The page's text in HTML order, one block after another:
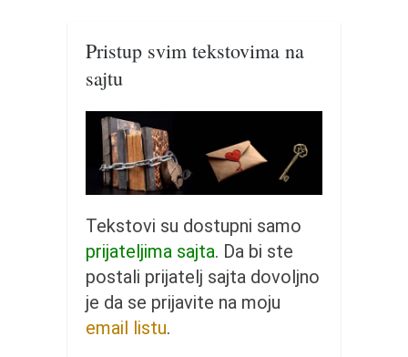
moj haiku
momenti i mesta
bonus sadržaj
Svetlopis
zakonopravilo
zabranjena istorija
ćirilica
porodične priče
Pristup svim tekstovima na
sajtu
Tekstovi su dostupni samo
prijateljima sajta. Da bi ste
postali prijatelj sajta dovoljno
je da se prijavite na moju
email listu.